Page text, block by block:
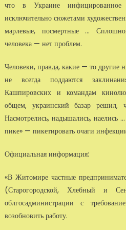
что в Украине ин­фицированное
исключительно сюжетами
марлевые, посмертные ...
человека — нет проблем.
Человеки, правда, какие — то другие
не всегда поддаются
Кашпировских и командам
общем, украинский базар решил,
Насмотрелись, надышались, на­елись
пике» — пикетировать очаги
Официальная информация:
«В Житомире частные
(Старогородской, Хлебный и
облгосад­министрации с
возобновить ра­боту.